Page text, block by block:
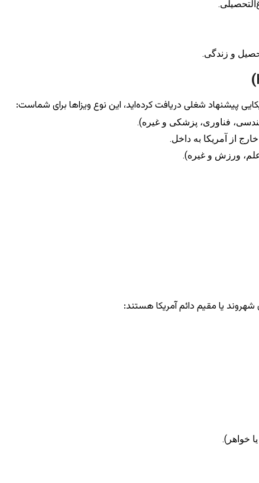
و زندگی.
پیشنهاد شغلی دریافت کرده‌اید، این نوع ویزاها برای شماست:
فناوری، پزشکی و غیره).
از آمریکا به داخل.
علم، ورزش و غیره).
یا مقیم دائم آمریکا هستند:
خواهر).